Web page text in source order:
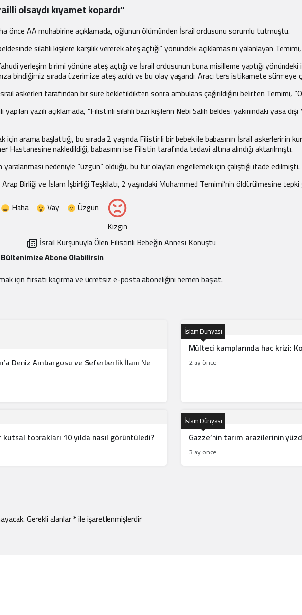
olsaydı kıyamet kopardı”
önce AA muhabirine açıklamada, oğlunun ölümünden İsrail ordusunu sorumlu tutmuştu.
silahlı kişilere karşılık vererek ateş açtığı” yönündeki açıklamasını yalanlayan
yerleşim birimi yönüne ateş açtığı ve İsrail ordusunun buna misilleme yaptığı
bindiğimiz sırada üzerimize ateş açıldı ve bu olay yaşandı. Aracı ters istikamete sürmeye
askerleri tarafından bir süre bekletildikten sonra ambulans çağırıldığını belirten Temimi,
yazılı açıklamada, “Filistinli silahlı bazı kişilerin Nebi Salih beldesi yakınındaki
için arama başlattığı, bu sırada 2 yaşında Filistinli bir bebek ile babasının İsrail
Hastanesine nakledildiği, babasının ise Filistin tarafında tedavi altına alındığı aktarılmıştı.
nedeniyle “üzgün” olduğu, bu tür olayları engellemek için çalıştığı ifade edilmişti.
Arap Birliği ve İslam İşbirliği Teşkilatı, 2 yaşındaki Muhammed Temimi’nin öldürülmesine
Haha Vay
Üzgün
Kızgın
İsrail Kurşunuyla Ölen Filistinli Bebeğin Annesi Konuştu
Abone Olabilirsin
için fırsatı kaçırma ve ücretsiz e-posta aboneliğini hemen başlat.
Deniz Ambargosu ve Seferberlik İlanı Ne
Mülteci kamplarında hac krizi:
İslam Dünyası
2 ay önce
toprakları 10 yılda nasıl görüntüledi? Gazze’nin tarım arazilerinin
İslam Dünyası
3 ay önce
Gerekli alanlar*ile işaretlenmişlerdir